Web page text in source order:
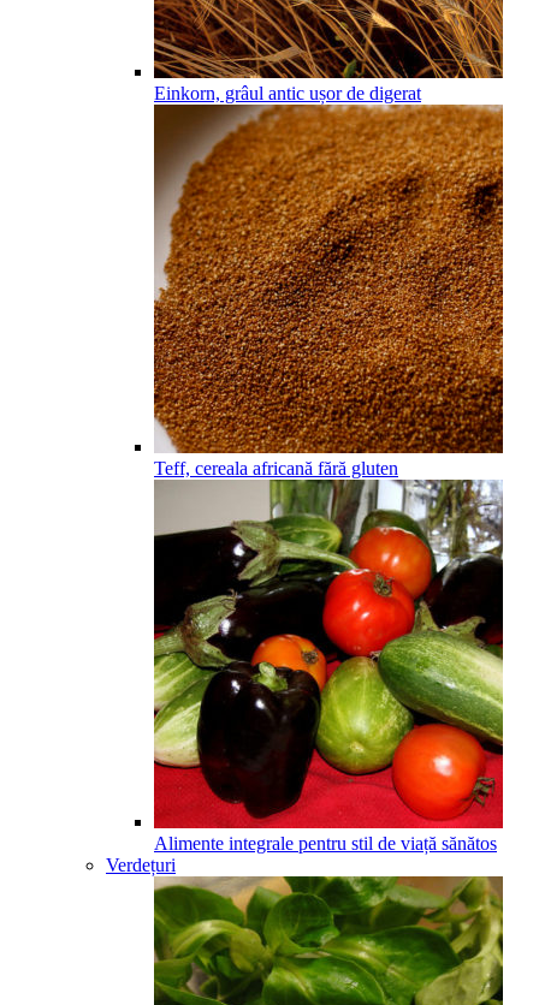
Einkorn, grâul antic ușor de digerat
Teff, cereala africană fără gluten
Alimente integrale pentru stil de viață sănătos
Verdețuri